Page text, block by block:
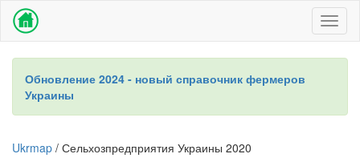
Обновление 2024 - новый справочник фермеров
Украины
Ukrmap / Сельхозпредприятия Украины 2020